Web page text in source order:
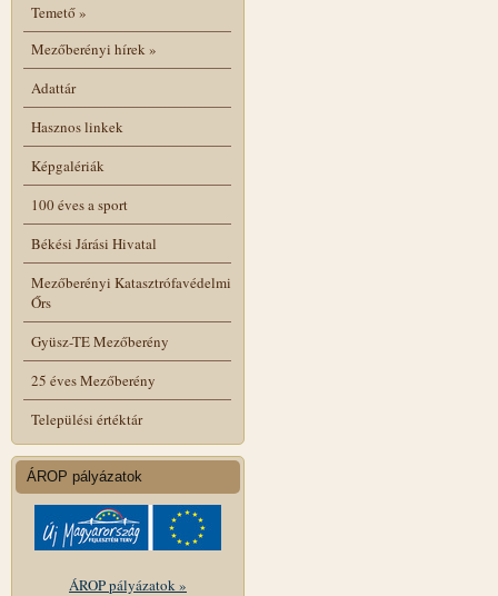
Temető»
Mezőberényi hírek»
Adattár
Hasznos linkek
Képgalériák
100 éves a sport
Békési Járási Hivatal
Mezőberényi Katasztrófavédelmi
Őrs
Gyüsz-TE Mezőberény
25 éves Mezőberény
Települési értéktár
ÁROP pályázatok
ÁROP pályázatok »